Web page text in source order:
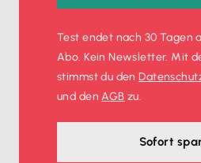
Test endet nach 30 Tagen
Abo. Kein Newsletter. Mit
stimmst du den
und denAGB zu.
Sofort